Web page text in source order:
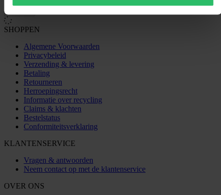
Laden...
SHOPPEN
Algemene Voorwaarden
Privacybeleid
Verzending & levering
Betaling
Retourneren
Herroepingsrecht
Informatie over recycling
Claims & klachten
Bestelstatus
Conformiteitsverklaring
KLANTENSERVICE
Vragen & antwoorden
Neem contact op met de klantenservice
OVER ONS